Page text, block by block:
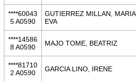
****60043
5 A0590
GUTIERREZ MILLAN, MARIA
EVA
****14586
8 A0590
MAJO TOME, BEATRIZ
****81710
2 A0590
GARCIA LINO, IRENE